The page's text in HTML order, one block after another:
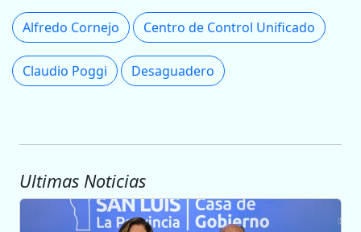
Alfredo Cornejo Centro de Control Unificado
Claudio Poggi Desaguadero
Ultimas Noticias